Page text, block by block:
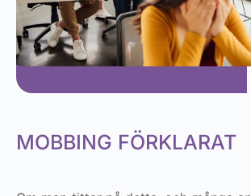
MOBBING FÖRKLARAT